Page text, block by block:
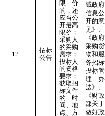
12
招标
公告
限价
的，还
应当公
开最高
限价；
采购人
的采购
需求；
投标人
的资格
要求；
获取招
标文件
的时
间、地
点、方
域政府
信息公
开的意
见》、
《政府
采购货
物和服
务招标
投标管
理办
法》、
《财政
部关于
做好政